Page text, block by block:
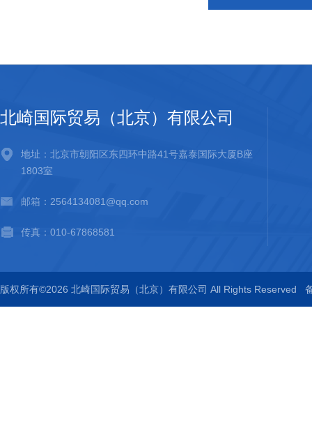
北崎国际贸易（北京）有限公司
地址：北京市朝阳区东四环中路41号嘉泰国际大厦B座
1803室
邮箱：2564134081@qq.com
传真：010-67868581
版权所有©2026 北崎国际贸易（北京）有限公司 All Rights Reserved